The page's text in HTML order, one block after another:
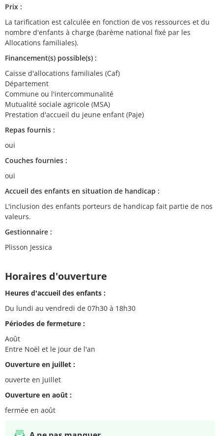
Prix :
La tarification est calculée en fonction de vos ressources et du
nombre d'enfants à charge (barème national fixé par les
Allocations familiales).
Financement(s) possible(s) :
Caisse d'allocations familiales (Caf)
Département
Commune ou l'intercommunalité
Mutualité sociale agricole (MSA)
Prestation d'accueil du jeune enfant (Paje)
Repas fournis :
oui
Couches fournies :
oui
Accueil des enfants en situation de handicap :
L'inclusion des enfants porteurs de handicap fait partie de nos
valeurs.
Gestionnaire :
Plisson Jessica
Horaires d'ouverture
Heures d'accueil des enfants :
Du lundi au vendredi de 07h30 à 18h30
Périodes de fermeture :
Août
Entre Noël et le jour de l'an
Ouverture en juillet :
ouverte en juillet
Ouverture en août :
fermée en août